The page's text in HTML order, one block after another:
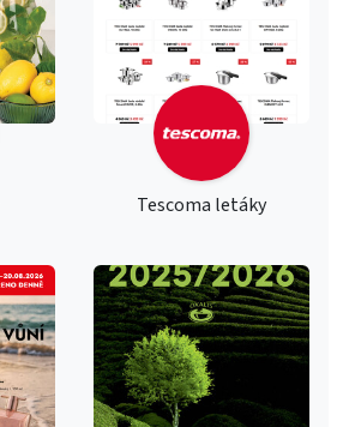
Tescoma letáky